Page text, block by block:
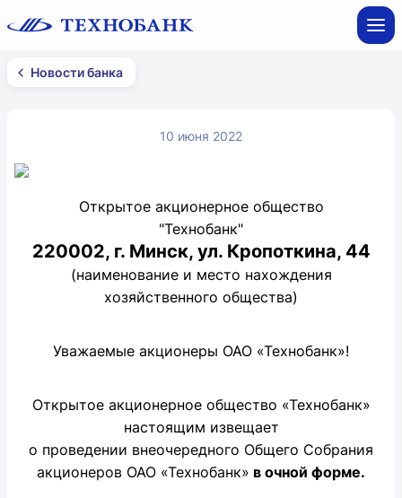
Новости банка
10 июня 2022
Открытое акционерное общество
"Технобанк"
220002, г. Минск, ул. Кропоткина, 44
(наименование и место нахождения
хозяйственного общества)
Уважаемые акционеры ОАО «Технобанк»!
Открытое акционерное общество «Технобанк»
настоящим извещает
о проведении внеочередного Общего Собрания
акционеров ОАО «Технобанк» в очной форме.